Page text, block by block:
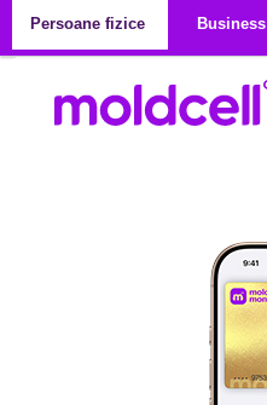
Persoane fizice
Business